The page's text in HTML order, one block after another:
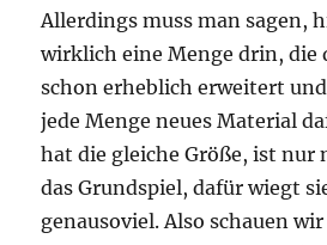
Allerdings muss man sagen,
wirklich eine Menge drin, die
schon erheblich erweitert
jede Menge neues Material
hat die gleiche Größe, ist nur
das Grundspiel, dafür wiegt
genausoviel. Also schauen